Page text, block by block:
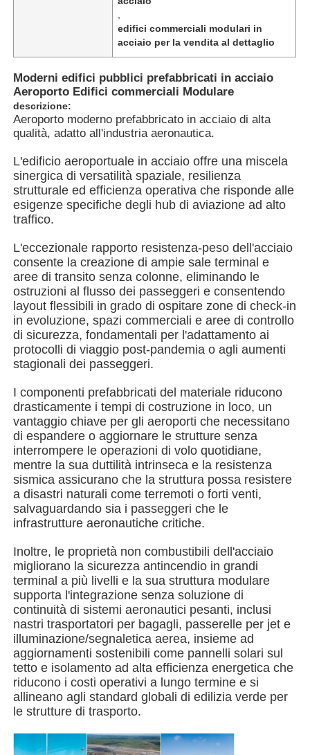
Fatory Tour
Controllo di qualità
Contattaci
notizie
Tutti i casi
Richiedere un preventivo
Edificio della struttura in acciaio
Laboratorio di strutture in acciaio
magazzino di strutture in acciaio
Scaffale di strutture in acciaio
Struttura d'acciaio pesante
Ponte di struttura in acciaio
Ufficio della struttura in acciaio
Pollaio con struttura in acciaio
Struttura in acciaio a più piani
Struttura industriale in acciaio
edifici commerciali modulari in
acciaio per la vendita al dettaglio
Moderni edifici pubblici prefabbricati in acciaio
Aeroporto Edifici commerciali Modulare
descrizione:
Aeroporto moderno prefabbricato in acciaio di alta
qualità, adatto all'industria aeronautica.
L'edificio aeroportuale in acciaio offre una miscela
sinergica di versatilità spaziale, resilienza
strutturale ed efficienza operativa che risponde alle
esigenze specifiche degli hub di aviazione ad alto
traffico.
L'eccezionale rapporto resistenza-peso dell'acciaio
consente la creazione di ampie sale terminal e
aree di transito senza colonne, eliminando le
ostruzioni al flusso dei passeggeri e consentendo
layout flessibili in grado di ospitare zone di check-in
in evoluzione, spazi commerciali e aree di controllo
di sicurezza, fondamentali per l'adattamento ai
protocolli di viaggio post-pandemia o agli aumenti
stagionali dei passeggeri.
I componenti prefabbricati del materiale riducono
drasticamente i tempi di costruzione in loco, un
vantaggio chiave per gli aeroporti che necessitano
di espandere o aggiornare le strutture senza
interrompere le operazioni di volo quotidiane,
mentre la sua duttilità intrinseca e la resistenza
sismica assicurano che la struttura possa resistere
a disastri naturali come terremoti o forti venti,
salvaguardando sia i passeggeri che le
infrastrutture aeronautiche critiche.
Inoltre, le proprietà non combustibili dell'acciaio
migliorano la sicurezza antincendio in grandi
terminal a più livelli e la sua struttura modulare
supporta l'integrazione senza soluzione di
continuità di sistemi aeronautici pesanti, inclusi
nastri trasportatori per bagagli, passerelle per jet e
illuminazione/segnaletica aerea, insieme ad
aggiornamenti sostenibili come pannelli solari sul
tetto e isolamento ad alta efficienza energetica che
riducono i costi operativi a lungo termine e si
allineano agli standard globali di edilizia verde per
le strutture di trasporto.